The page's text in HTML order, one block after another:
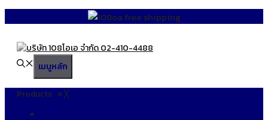
content เมนูหลัก
Products ≡╳